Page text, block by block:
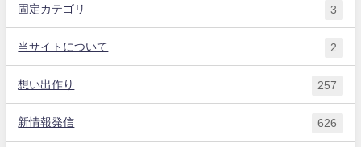
固定カテゴリ 3
当サイトについて 2
想い出作り 257
新情報発信 626